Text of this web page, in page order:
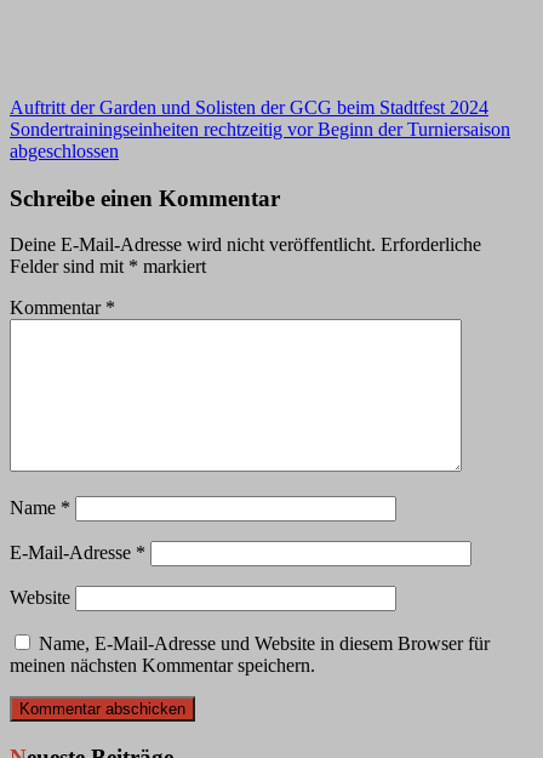
Beitragsnavigation
Auftritt der Garden und Solisten der GCG beim Stadtfest 2024
Sondertrainingseinheiten rechtzeitig vor Beginn der Turniersaison
abgeschlossen
Schreibe einen Kommentar
Deine E-Mail-Adresse wird nicht veröffentlicht. Erforderliche
Felder sind mit * markiert
Kommentar *
Name *
E-Mail-Adresse *
Website
Name, E-Mail-Adresse und Website in diesem Browser für
meinen nächsten Kommentar speichern.